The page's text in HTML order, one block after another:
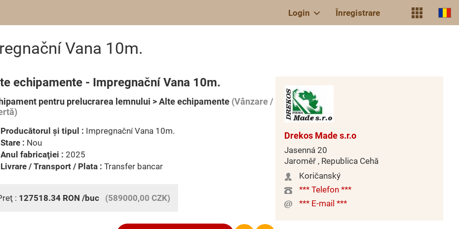
Login Înregistrare
Vana 10m.
echipamente - Impregnační Vana 10m.
pentru prelucrarea lemnului > Alte echipamente (Vânzare /
Producătorul şi tipul : Impregnační Vana 10m.
Stare : Nou
Anul fabricaţiei : 2025
Livrare / Transport / Plata : Transfer bancar
: 127518.34 RON /buc (589000,00 CZK)
Drekos Made s.r.o
Jasenná 20
Jaroměř , Republica Cehă
Koričanský
*** Telefon ***
*** E-mail ***